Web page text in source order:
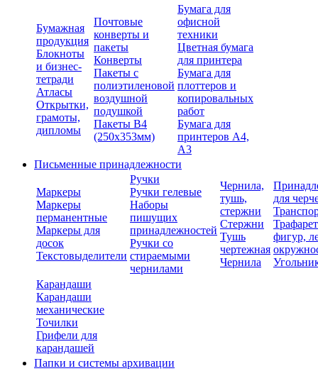
Бумажная
продукция
Блокноты
и бизнес-
тетради
Атласы
Открытки,
грамоты,
дипломы
Почтовые
конверты и
пакеты
Конверты
Пакеты с
полиэтиленовой
воздушной
подушкой
Пакеты В4
(250х353мм)
Бумага для
офисной
техники
Цветная бумага
для принтера
Бумага для
плоттеров и
копировальных
работ
Бумага для
принтеров А4,
А3
Письменные принадлежности
Маркеры
Маркеры
перманентные
Маркеры для
досок
Текстовыделители
Ручки
Ручки гелевые
Наборы
пишущих
принадлежностей
Ручки со
стираемыми
чернилами
Чернила,
тушь,
стержни
Стержни
Тушь
чертежная
Чернила
для
фигур,
Карандаши
Карандаши
механические
Точилки
Грифели для
карандашей
Папки и системы архивации